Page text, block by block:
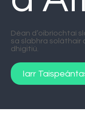
Déan d’oibríochtaí
sa slabhra soláthair
dhigitiú.
Iarr